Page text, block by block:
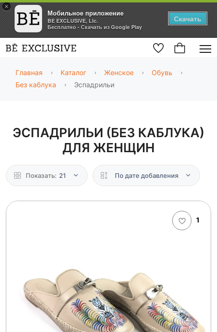
×
Мобильное приложение
BE EXCLUSIVE, Llc.
Бесплатно - Скачать из Google Play
Скачать
Главная Каталог Женское
Обувь
Без каблука
Эспадрильи
ЭСПАДРИЛЬИ (БЕЗ КАБЛУКА)
ДЛЯ ЖЕНЩИН
Показать: 21 По дате добавления
1